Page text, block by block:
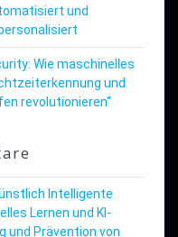
und
Wie maschinelles
und
revolutionieren“
Intelligente
Lernen und KI-
und Prävention von